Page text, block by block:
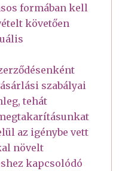
formában kell
követően
szabályai
tehát
az igénybe vett
növelt
kapcsolódó